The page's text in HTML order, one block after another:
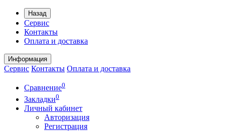
Назад
Сервис
Контакты
Оплата и доставка
Информация
Сервис Контакты Оплата и доставка
Сравнение0
Закладки0
Личный кабинет
Авторизация
Регистрация